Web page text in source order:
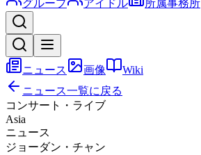
グループ アイドル 所属事務所
ニュース 画像
Wiki
ニュース一覧に戻る
コンサート・ライブ
Asia
ニュース
ジョーダン・チャン